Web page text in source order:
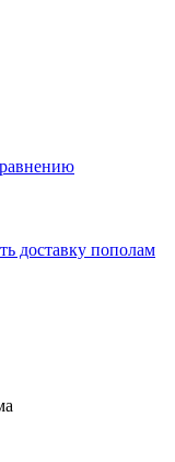
доставку пополам